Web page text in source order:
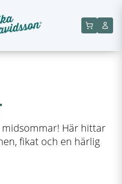
Här hittar
fikat och en härlig